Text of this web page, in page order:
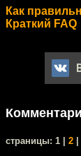
Как
Краткий FAQ
cтраницы: 1 | 2